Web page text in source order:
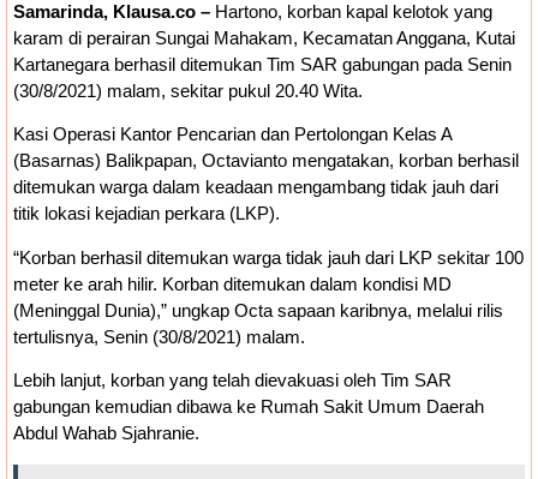
Samarinda, Klausa.co – Hartono, korban kapal kelotok yang
karam di perairan Sungai Mahakam, Kecamatan Anggana, Kutai
Kartanegara berhasil ditemukan Tim SAR gabungan pada Senin
(30/8/2021) malam, sekitar pukul 20.40 Wita.
Kasi Operasi Kantor Pencarian dan Pertolongan Kelas A
(Basarnas) Balikpapan, Octavianto mengatakan, korban berhasil
ditemukan warga dalam keadaan mengambang tidak jauh dari
titik lokasi kejadian perkara (LKP).
“Korban berhasil ditemukan warga tidak jauh dari LKP sekitar 100
meter ke arah hilir. Korban ditemukan dalam kondisi MD
(Meninggal Dunia),” ungkap Octa sapaan karibnya, melalui rilis
tertulisnya, Senin (30/8/2021) malam.
Lebih lanjut, korban yang telah dievakuasi oleh Tim SAR
gabungan kemudian dibawa ke Rumah Sakit Umum Daerah
Abdul Wahab Sjahranie.